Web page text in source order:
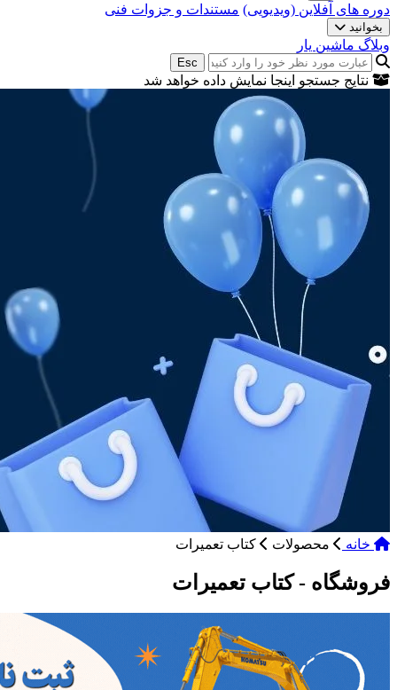
دوره های آفلاین (ویدیویی) مستندات و جزوات فنی
بخوانید
وبلاگ ماشین یار
Esc
نتایج جستجو اینجا نمایش داده خواهد شد
خانه محصولات کتاب تعمیرات
فروشگاه - کتاب تعمیرات